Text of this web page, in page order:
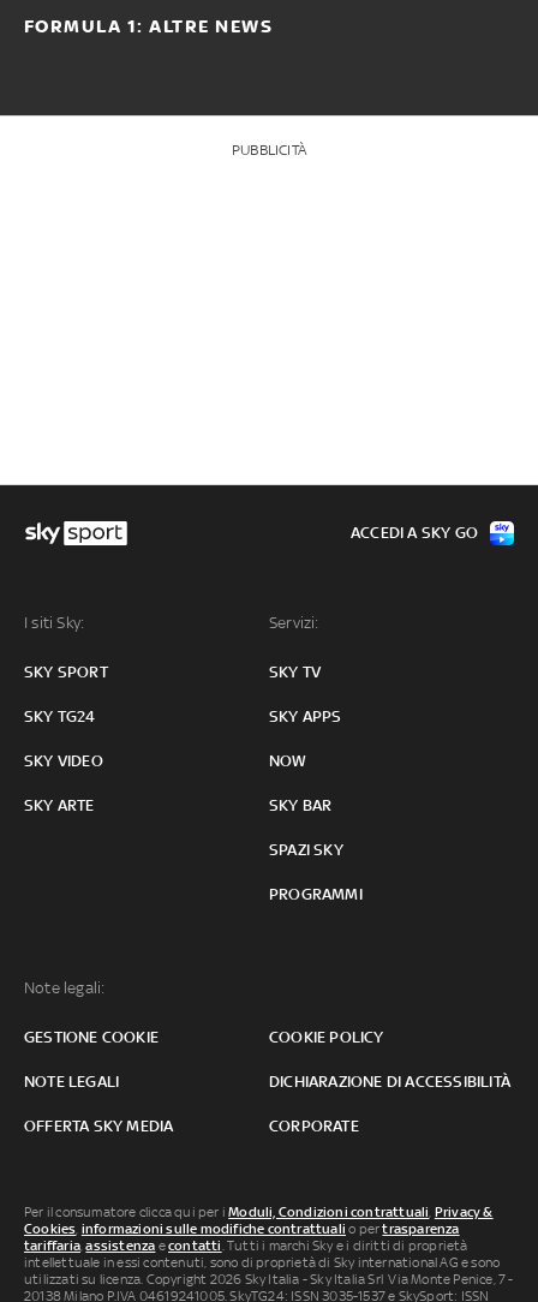
FORMULA 1: ALTRE NEWS
PUBBLICITÀ
I siti Sky:
SKY SPORT
SKY TG24
SKY VIDEO
SKY ARTE
Servizi:
SKY TV
SKY APPS
NOW
SKY BAR
SPAZI SKY
PROGRAMMI
Note legali:
GESTIONE COOKIE COOKIE POLICY
NOTE LEGALI DICHIARAZIONE DI ACCESSIBILITÀ
OFFERTA SKY MEDIA CORPORATE
ACCEDI A SKY GO
Per il consumatore clicca qui per iModuli, Condizioni contrattuali, Privacy &
Cookies, informazioni sulle modifiche contrattuali o pertrasparenza
tariffaria,assistenza econtatti. Tutti i marchi Sky e i diritti di proprietà
intellettuale in essi contenuti, sono di proprietà di Sky international AG e sono
utilizzati su licenza. Copyright 2026 Sky Italia - Sky Italia Srl Via Monte Penice, 7 -
20138 Milano P.IVA 04619241005. SkyTG24: ISSN 3035-1537 e SkySport: ISSN